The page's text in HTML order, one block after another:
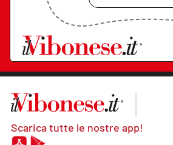
Scarica tutte le nostre app!